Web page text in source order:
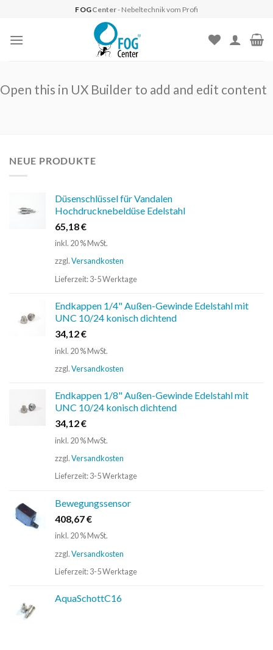
content
FOGCenter- Nebeltechnik vom Profi
Open this in UX Builder to add and edit content
NEUE PRODUKTE
Düsenschlüssel für Vandalen
Hochdrucknebeldüse Edelstahl
65,18€
inkl. 20 % MwSt.
zzgl.Versandkosten
Lieferzeit:3-5 Werktage
Endkappen 1/4" Außen-Gewinde Edelstahl mit
UNC 10/24 konisch dichtend
34,12€
inkl. 20 % MwSt.
zzgl.Versandkosten
Endkappen 1/8" Außen-Gewinde Edelstahl mit
UNC 10/24 konisch dichtend
34,12€
inkl. 20 % MwSt.
zzgl.Versandkosten
Lieferzeit:3-5 Werktage
Bewegungssensor
408,67€
inkl. 20 % MwSt.
zzgl.Versandkosten
Lieferzeit:3-5 Werktage
AquaSchottC16